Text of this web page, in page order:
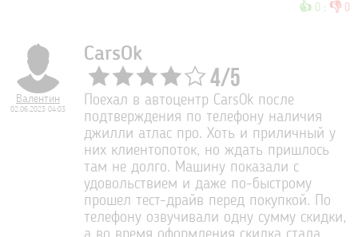
👍 0 : 👎 0
Валентин
02.06.2023 04:03
CarsOk
4/5
Поехал в автоцентр CarsOk после
подтверждения по телефону наличия
джилли атлас про. Хоть и приличный у
них клиентопоток, но ждать пришлось
там не долго. Машину показали с
удовольствием и даже по-быстрому
прошел тест-драйв перед покупкой. По
телефону озвучивали одну сумму скидки,